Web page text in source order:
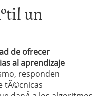
un
de ofrecer
al aprendizaje
responden
tÃ©cnicas